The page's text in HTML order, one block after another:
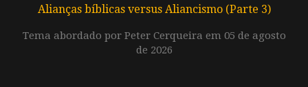
Alianças bíblicas versus Aliancismo (Parte 3)
Tema abordado por Peter Cerqueira em 05 de agosto
de 2026